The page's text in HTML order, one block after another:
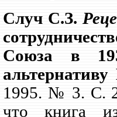
Случ С.З.
Союза в
1995. № 3. С.
что книга